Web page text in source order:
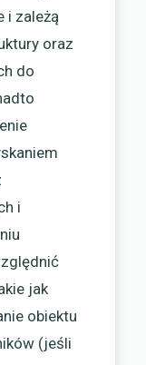
i zależą
oraz
do
i
jak
obiektu
(jeśli